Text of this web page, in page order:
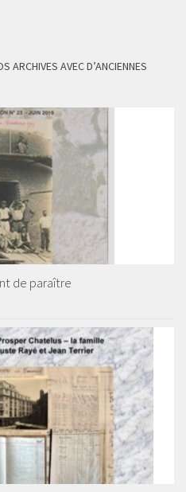
ARCHIVES AVEC D’ANCIENNES
de paraître